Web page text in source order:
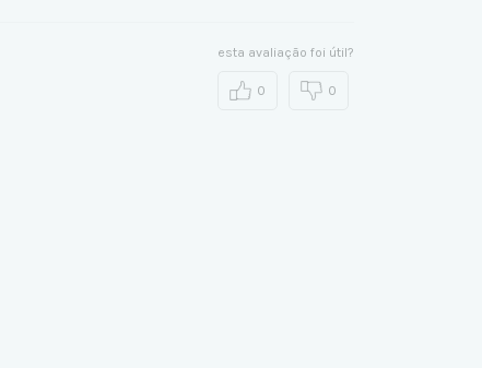
esta avaliação foi útil?
0 0